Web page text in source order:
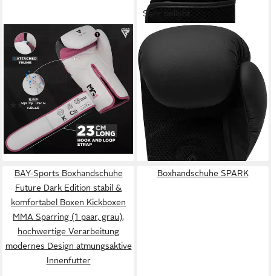
RDX SPORTS
Boxhandschuhe RDX
Boxhandschuhe Muay Thai
Boxsack Training Sparring
Kickboxing
(1)
43,99 €
lieferbar - in 2-3 Werktagen bei dir
Sehr beliebt
ADIDAS PERFORMANCE
Boxhandschuhe Adidas Hybrid
28,49 €
lieferbar - in 6-8 Werktagen bei dir
BAY-Sports Boxhandschuhe
Future Dark Edition stabil &
komfortabel Boxen Kickboxen
MMA Sparring (1 paar, grau),
hochwertige Verarbeitung
modernes Design atmungsaktive
Innenfutter
Boxhandschuhe SPARK